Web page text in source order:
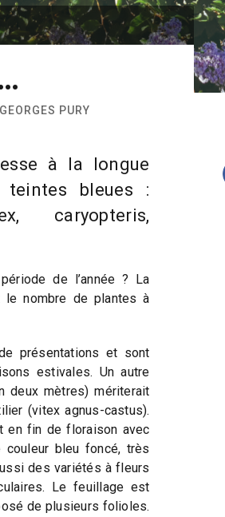
PURY
à la longue
bleues :
caryopteris,
de l’année ? La
nombre de plantes à
présentations et sont
estivales. Un autre
deux mètres) mériterait
(vitex agnus-castus).
en fin de floraison avec
couleur bleu foncé, très
des variétés à fleurs
Le feuillage est
de plusieurs folioles.